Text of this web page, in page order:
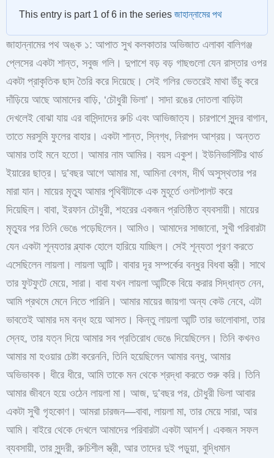
This entry is part 1 of 6 in the series জাহান্নামের পথ
জাহান্নামের পথ অঙ্ক ১: আপাত সুখ কলকাতার অভিজাত এলাকা বালিগঞ্জ
প্লেসের একটা শান্ত, সবুজ গলি। দুপাশে বড় বড় গাছগুলো যেন রাস্তার ওপর
একটা প্রাকৃতিক ছাদ তৈরি করে দিয়েছে। সেই গলির ভেতরেই মাথা উঁচু করে
দাঁড়িয়ে আছে আমাদের বাড়ি, ‘চৌধুরী ভিলা’। সাদা রঙের দোতলা বাড়িটা
দেখলেই বোঝা যায় এর বাসিন্দাদের রুচি এবং আভিজাত্য। চারপাশে সুন্দর বাগান,
তাতে মরসুমি ফুলের বাহার। একটা শান্ত, স্নিগ্ধ, নিরাপদ আশ্রয়। অন্তত
আমার তাই মনে হতো। আমার নাম আমির। বয়স একুশ। ইউনিভার্সিটির থার্ড
ইয়ারের ছাত্র। দু’বছর আগে আমার মা, আমিনা বেগম, দীর্ঘ অসুস্থতার পর
মারা যান। মায়ের মৃত্যু আমার পৃথিবীটাকে এক মুহূর্তে ওলটপালট করে
দিয়েছিল। বাবা, ইরফান চৌধুরী, শহরের একজন প্রতিষ্ঠিত ব্যবসায়ী। মায়ের
মৃত্যুর পর তিনি ভেঙে পড়েছিলেন। আমিও। আমাদের সাজানো, সুখী পরিবারটা
যেন একটা শূন্যতার ব্ল্যাক হোলে হারিয়ে যাচ্ছিল। সেই শূন্যতা পূরণ করতে
এসেছিলেন লায়লা। লায়লা আন্টি। বাবার দূর সম্পর্কের বন্ধুর বিধবা স্ত্রী। সাথে
তার ফুটফুটে মেয়ে, সারা। বাবা যখন লায়লা আন্টিকে বিয়ে করার সিদ্ধান্ত নেন,
আমি প্রথমে মেনে নিতে পারিনি। আমার মায়ের জায়গা অন্য কেউ নেবে, এটা
ভাবতেই আমার দম বন্ধ হয়ে আসত। কিন্তু লায়লা আন্টি তার ভালোবাসা, তার
স্নেহ, তার যত্ন দিয়ে আমার সব প্রতিরোধ ভেঙে দিয়েছিলেন। তিনি কখনও
আমার মা হওয়ার চেষ্টা করেননি, তিনি হয়েছিলেন আমার বন্ধু, আমার
অভিভাবক। ধীরে ধীরে, আমি তাকে মন থেকে শ্রদ্ধা করতে শুরু করি। তিনি
আমার জীবনে হয়ে ওঠেন লায়লা মা। আজ, দু’বছর পর, চৌধুরী ভিলা আবার
একটা সুখী গৃহকোণ। আমরা চারজন—বাবা, লায়লা মা, তার মেয়ে সারা, আর
আমি। বাইরে থেকে দেখলে আমাদের পরিবারটা একটা আদর্শ। একজন সফল
ব্যবসায়ী, তার সুন্দরী, রুচিশীল স্ত্রী, আর তাদের দুই পড়ুয়া, বুদ্ধিমান